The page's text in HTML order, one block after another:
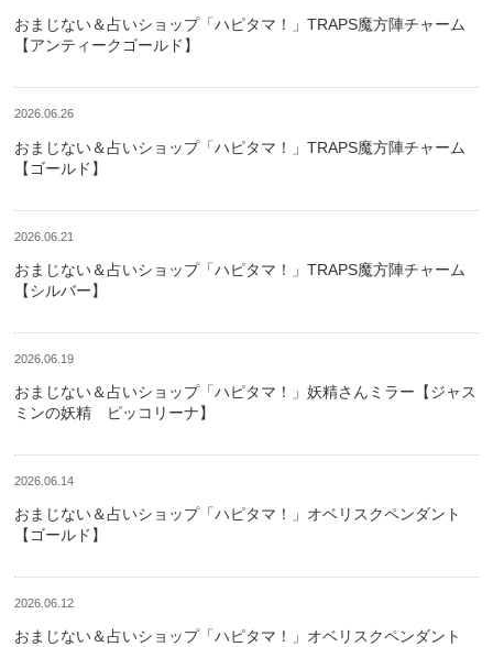
おまじない＆占いショップ「ハピタマ！」TRAPS魔方陣チャーム
【アンティークゴールド】
2026.06.26
おまじない＆占いショップ「ハピタマ！」TRAPS魔方陣チャーム
【ゴールド】
2026.06.21
おまじない＆占いショップ「ハピタマ！」TRAPS魔方陣チャーム
【シルバー】
2026.06.19
おまじない＆占いショップ「ハピタマ！」妖精さんミラー【ジャス
ミンの妖精 ピッコリーナ】
2026.06.14
おまじない＆占いショップ「ハピタマ！」オベリスクペンダント
【ゴールド】
2026.06.12
おまじない＆占いショップ「ハピタマ！」オベリスクペンダント